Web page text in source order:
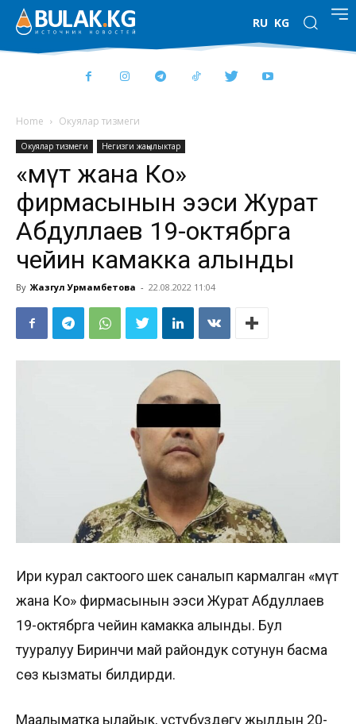
RU KG
Home Окуялар тизмеги
Окуялар тизмеги Негизги жаңылыктар
«Үмүт жана Ко»
фирмасынын ээси Журат
Абдуллаев 19-октябрга
чейин камакка алынды
By Жазгул Урмамбетова - 22.08.2022 11:04
Ири курал сактоого шек саналып кармалган «Үмүт
жана Ко» фирмасынын ээси Журат Абдуллаев
19-октябрга чейин камакка алынды. Бул
тууралуу Биринчи май райондук сотунун басма
сөз кызматы билдирди.
Маалыматка ылайык, үстүбүздөгү жылдын 20-